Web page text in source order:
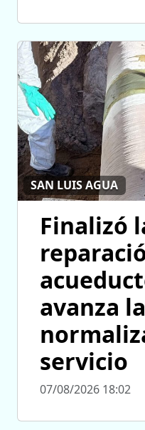
SAN LUIS AGUA
Finalizó
avanza la
servicio
07/08/2026 18:02